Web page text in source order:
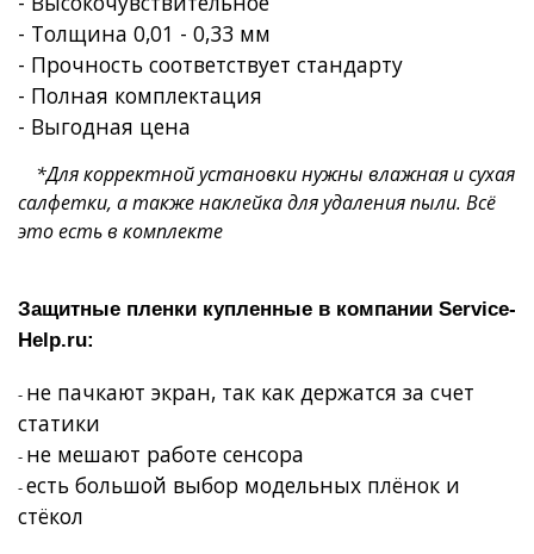
- Толщина 0,01 - 0,33 мм
- Прочность соответствует стандарту
- Полная комплектация
- Выгодная цена
*Для корректной установки нужны влажная и сухая
салфетки, а также наклейка для удаления пыли. Всё
это есть в комплекте
Защитные пленки купленные в компании Service-
Help.ru:
- не пачкают экран, так как держатся за счет
статики
- не мешают работе сенсора
-есть большой выбор модельных плёнок и
стёкол